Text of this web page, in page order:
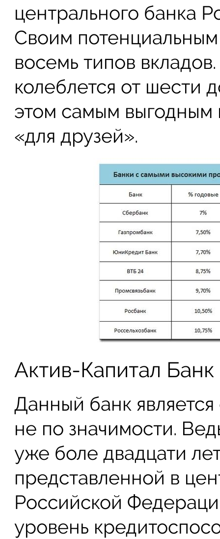
центрального банка
Своим
восемь типов
колеблется от шести
этом самым выгодным
«для друзей».
Актив-Капитал Банк
Данный банк
не по значимости.
уже боле двадцати
представленной в
Российской
уровень